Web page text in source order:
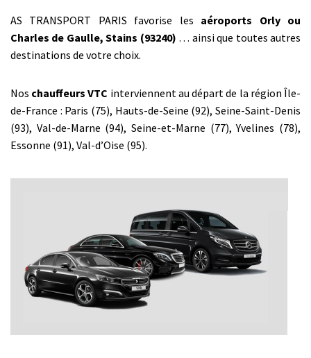
AS TRANSPORT PARIS favorise les aéroports Orly ou
Charles de Gaulle, Stains (93240) … ainsi que toutes autres
destinations de votre choix.
Nos chauffeurs VTC interviennent au départ de la région Île-
de-France : Paris (75), Hauts-de-Seine (92), Seine-Saint-Denis
(93), Val-de-Marne (94), Seine-et-Marne (77), Yvelines (78),
Essonne (91), Val-d’Oise (95).